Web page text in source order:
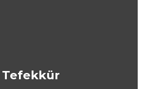
Tefekkür